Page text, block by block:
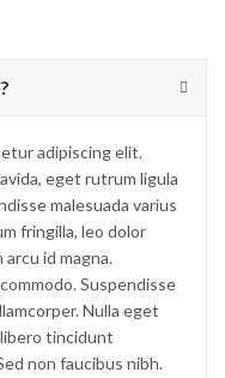
adipiscing elit.
eget rutrum ligula
malesuada varius
fringilla, leo dolor
id magna.
Suspendisse
Nulla eget
tincidunt
non faucibus nibh.